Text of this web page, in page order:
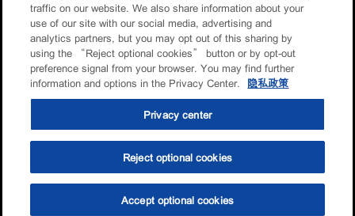
traffic on our website. We also share information about your
use of our site with our social media, advertising and
analytics partners, but you may opt out of this sharing by
using the “Reject optional cookies” button or by opt-out
preference signal from your browser. You may find further
information and options in the Privacy Center.
隐私政策
Privacy center
Reject optional cookies
Accept optional cookies